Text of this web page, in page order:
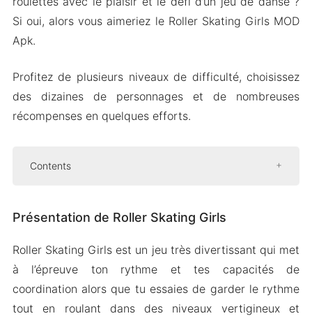
Si oui, alors vous aimeriez le Roller Skating Girls MOD
Apk.
Profitez de plusieurs niveaux de difficulté, choisissez
des dizaines de personnages et de nombreuses
récompenses en quelques efforts.
Contents
Sessions de skate et routines de danse
Personnalisez votre patineur avec de
nombreux articles de costume
Montrez vos compétences sur différents
Présentation de Roller Skating Girls
Roller Skating Girls est un jeu très divertissant qui met
à l’épreuve ton rythme et tes capacités de
coordination alors que tu essaies de garder le rythme
tout en roulant dans des niveaux vertigineux et